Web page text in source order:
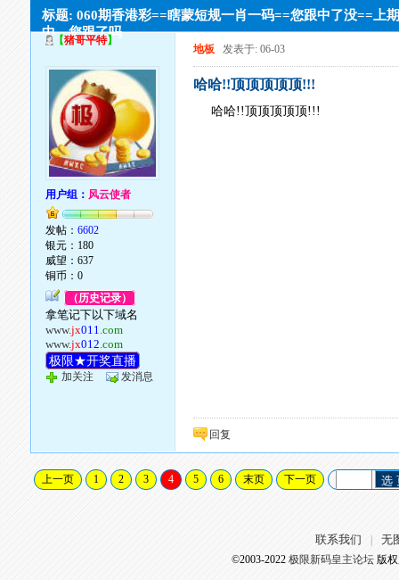
标题: 060期香港彩==瞎蒙短规一肖一码==您跟中了没==上
中，您跟了吗
【猪哥平特】
用户组： 风云使者
发帖：6602
银元：180
威望：637
铜币：0
（历史记录）
拿笔记下以下域名
www.jx011.com
www.jx012.com
极限★开奖直播
加关注 发消息
地板 发表于: 06-03
哈哈!!顶顶顶顶顶!!!
哈哈!!顶顶顶顶顶!!!
回复
上一页 1 2 3 4 5 6 末页 下一页 选
联系我们 无
©2003-2022 极限新码皇主论坛版权